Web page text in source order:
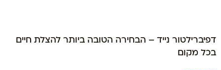
דפיברילטור נייד – הבחירה הטובה ביותר להצלת חיים
בכל מקום